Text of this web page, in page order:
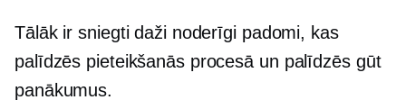
Tālāk ir sniegti daži noderīgi padomi, kas
palīdzēs pieteikšanās procesā un palīdzēs gūt
panākumus.